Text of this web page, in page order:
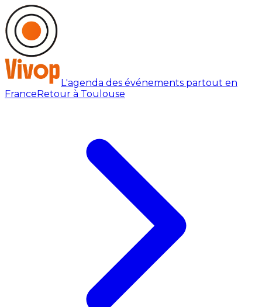
L'agenda des événements partout en
FranceRetour à Toulouse